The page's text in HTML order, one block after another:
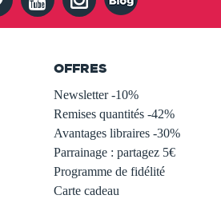
OFFRES
Newsletter -10%
Remises quantités -42%
Avantages libraires -30%
Parrainage : partagez 5€
Programme de fidélité
Carte cadeau